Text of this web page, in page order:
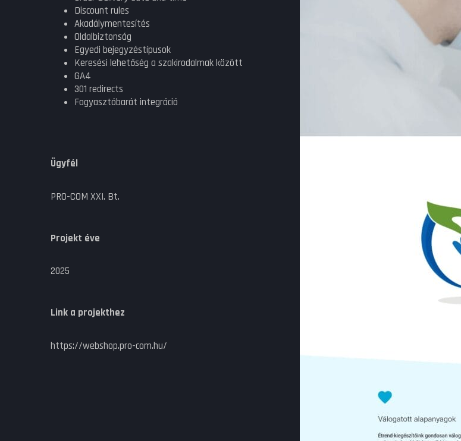
Discount rules
Akadálymentesítés
Oldalbiztonság
Egyedi bejegyzéstípusok
Keresési lehetőség a szakirodalmak között
GA4
301 redirects
Fogyasztóbarát integráció
Ügyfél
PRO-COM XXI. Bt.
Projekt éve
2025
Link a projekthez
https://webshop.pro-com.hu/